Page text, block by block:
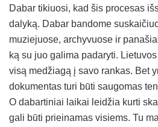
Dabar tikiuosi, kad šis procesas
dalyką. Dabar bandome
muziejuose, archyvuose ir
ką su juo galima padaryti.
visą medžiagą į savo rankas. Bet
dokumentas turi būti saugomas
O dabartiniai laikai leidžia kurti
gali būti prieinamas visiems. Tu